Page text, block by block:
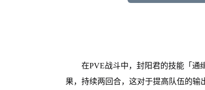
在PVE战斗中，封阳君的技能「通
果，持续两回合，这对于提高队伍的